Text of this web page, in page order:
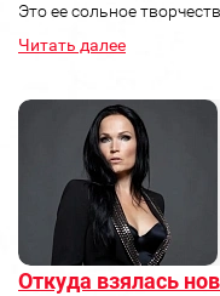
Это ее сольное
Читать далее
Откуда взялась